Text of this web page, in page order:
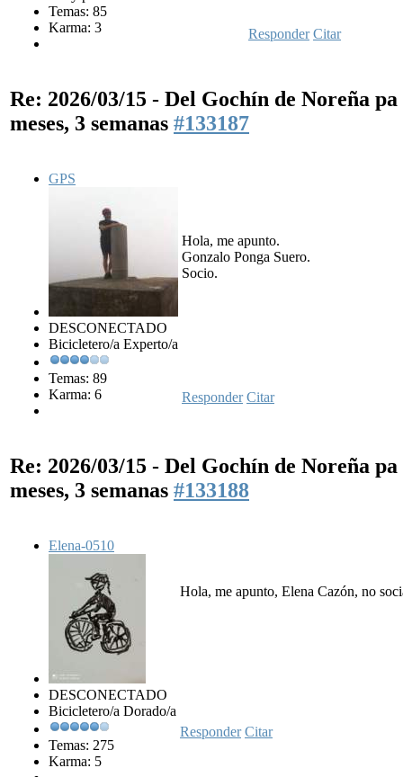
Temas: 85
Karma: 3
Responder Citar
Re: 2026/03/15 - Del Gochín de Noreña
meses, 3 semanas #133187
GPS
DESCONECTADO
Bicicletero/a Experto/a
Temas: 89
Karma: 6
Hola, me apunto.
Gonzalo Ponga Suero.
Socio.
Responder Citar
Re: 2026/03/15 - Del Gochín de Noreña
meses, 3 semanas #133188
Elena-0510
DESCONECTADO
Bicicletero/a Dorado/a
Temas: 275
Karma: 5
Hola, me apunto, Elena Cazón, no
Responder Citar